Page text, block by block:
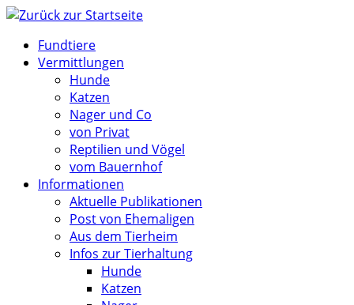
Zum
springenFundtiere
Vermittlungen
Hunde
Katzen
Nager und Co
von Privat
Reptilien und Vögel
vom Bauernhof
Informationen
Aktuelle Publikationen
Post von Ehemaligen
Aus dem Tierheim
Infos zur Tierhaltung
Hunde
Katzen